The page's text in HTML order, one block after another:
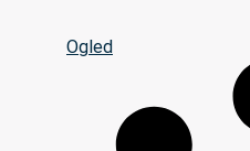
Ogled